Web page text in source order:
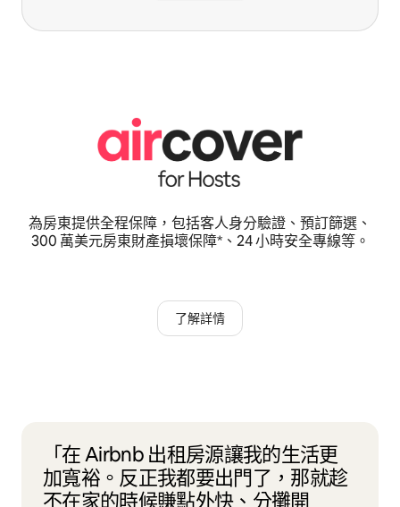
為房東提供全程保障，包括客人身分驗證、預訂篩選、
300 萬美元房東財產損壞保障*、24 小時安全專線等。
了解詳情
「在 Airbnb 出租房源讓我的生活更
加寬裕。反正我都要出門了，那就趁
不在家的時候賺點外快、分攤開